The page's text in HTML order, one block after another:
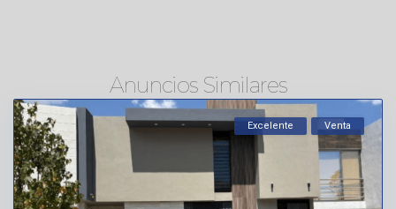
Anuncios Similares
Excelente Venta